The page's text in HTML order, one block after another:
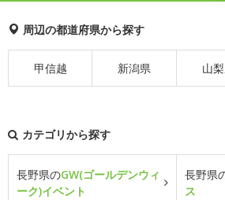
周辺の都道府県から探す
甲信越 新潟県 山
カテゴリから探す
長野県のGW(ゴールデンウィ
ーク)イベント
長野県
ス